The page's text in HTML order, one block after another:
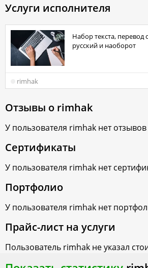
Услуги исполнителя
набор текста, перевод с английского на
русский и наоборот
rimhak
Отзывы о rimhak
У пользователя rimhak нет отзывов
Сертификаты
У пользователя rimhak нет
Портфолио
У пользователя rimhak нет
Прайс-лист на услуги
Пользователь rimhak не указал